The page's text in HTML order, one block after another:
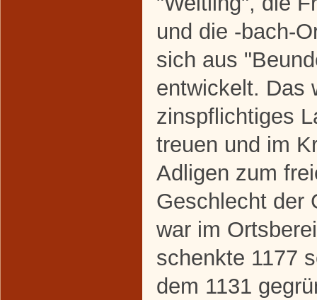
und die -bach-
sich aus
entwickelt. Das
zinspflichtiges
treuen und im
Adligen zum
Geschlecht der
war im
schenkte 1177
dem 1131